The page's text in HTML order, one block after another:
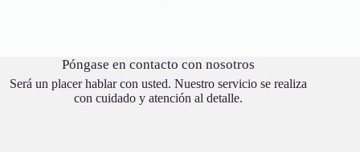
Póngase en contacto con nosotros
Será un placer hablar con usted. Nuestro servicio se realiza
con cuidado y atención al detalle.